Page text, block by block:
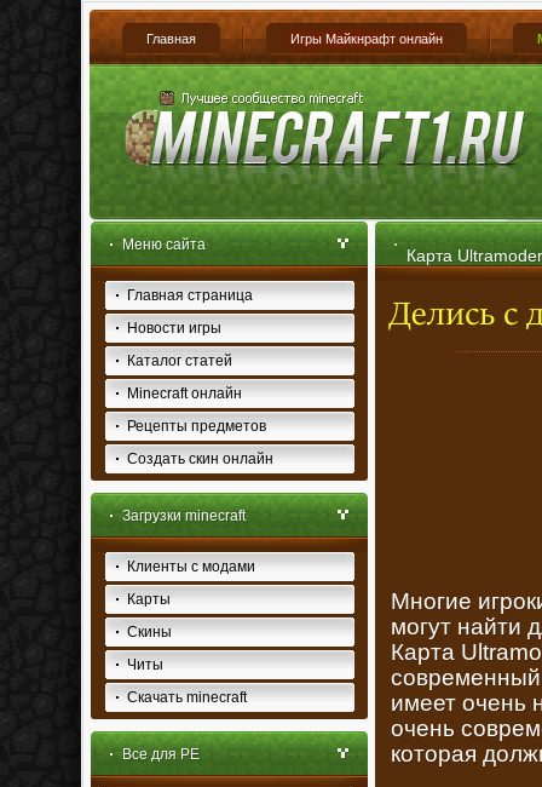
Главная Игры Майкнрафт онлайн
Меню сайта
Главная страница
Новости игры
Каталог статей
Minecraft онлайн
Рецепты предметов
Создать скин онлайн
Загрузки minecraft
Клиенты с модами
Карты
Скины
Читы
Скачать minecraft
Все для PE
Карта
Многие
могут найти
Карта
имеет очень
очень
которая